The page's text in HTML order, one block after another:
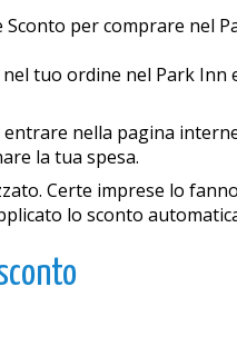
per comprare nel
tuo ordine nel Park Inn
nella pagina
la tua spesa.
Certe imprese lo
lo sconto